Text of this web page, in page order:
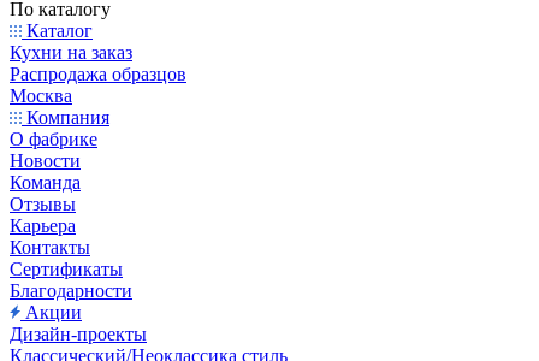
По каталогу
Каталог
Кухни на заказ
Распродажа образцов
Москва
Компания
О фабрике
Новости
Команда
Отзывы
Карьера
Контакты
Сертификаты
Благодарности
Акции
Дизайн-проекты
Классический/Неоклассика стиль